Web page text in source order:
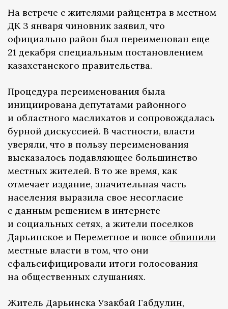
На встрече с жителями райцентра в местном
ДК 3 января чиновник заявил, что
официально район был переименован еще
21 декабря специальным постановлением
казахстанского правительства.
Процедура переименования была
инициирована депутатами районного
и областного маслихатов и сопровождалась
бурной дискуссией. В частности, власти
уверяли, что в пользу переименования
высказалось подавляющее большинство
местных жителей. В то же время, как
отмечает издание, значительная часть
населения выразила свое несогласие
с данным решением в интернете
и социальных сетях, а жители поселков
Дарьинское и Переметное и вовсе обвинили
местные власти в том, что они
сфальсифицировали итоги голосования
на общественных слушаниях.
Житель Дарьинска Узакбай Габдулин,